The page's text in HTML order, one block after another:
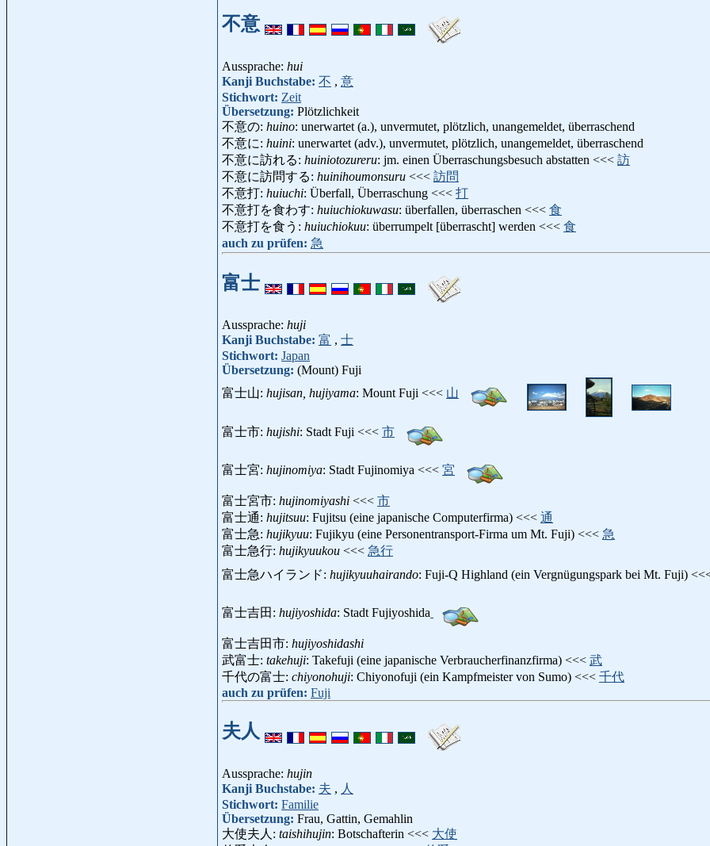
不意
Aussprache: hui
Kanji Buchstabe: 不 , 意
Stichwort: Zeit
Übersetzung: Plötzlichkeit
不意の: huino: unerwartet (a.), unvermutet, plötzlich, unangemeldet, überraschend
不意に: huini: unerwartet (adv.), unvermutet, plötzlich, unangemeldet, überraschend
不意に訪れる: huiniotozureru: jm. einen Überraschungsbesuch abstatten <<< 訪
不意に訪問する: huinihoumonsuru <<< 訪問
不意打: huiuchi: Überfall, Überraschung <<< 打
不意打を食わす: huiuchiokuwasu: überfallen, überraschen <<< 食
不意打を食う: huiuchiokuu: überrumpelt [überrascht] werden <<< 食
auch zu prüfen: 急
富士
Aussprache: huji
Kanji Buchstabe: 富 , 士
Stichwort: Japan
Übersetzung: (Mount) Fuji
富士山: hujisan, hujiyama: Mount Fuji <<< 山
富士市: hujishi: Stadt Fuji <<< 市
富士宮: hujinomiya: Stadt Fujinomiya <<< 宮
富士宮市: hujinomiyashi <<< 市
富士通: hujitsuu: Fujitsu (eine japanische Computerfirma) <<< 通
富士急: hujikyuu: Fujikyu (eine Personentransport-Firma um Mt. Fuji) <<< 急
富士急行: hujikyuukou <<< 急行
富士急ハイランド: hujikyuuhairando: Fuji-Q Highland (ein Vergnügungspark bei Mt. Fuji)
富士吉田: hujiyoshida: Stadt Fujiyoshida
富士吉田市: hujiyoshidashi
武富士: takehuji: Takefuji (eine japanische Verbraucherfinanzfirma) <<< 武
千代の富士: chiyonohuji: Chiyonofuji (ein Kampfmeister von Sumo) <<< 千代
auch zu prüfen: Fuji
夫人
Aussprache: hujin
Kanji Buchstabe: 夫 , 人
Stichwort: Familie
Übersetzung: Frau, Gattin, Gemahlin
大使夫人: taishihujin: Botschafterin <<< 大使